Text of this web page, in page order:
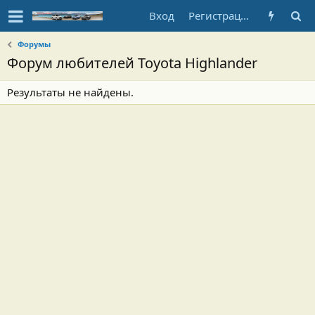
Вход Регистрация
Форумы
Форум любителей Toyota Highlander
Результаты не найдены.